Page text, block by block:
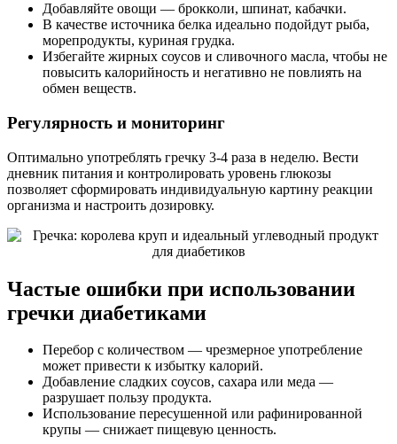
Добавляйте овощи — брокколи, шпинат, кабачки.
В качестве источника белка идеально подойдут рыба,
морепродукты, куриная грудка.
Избегайте жирных соусов и сливочного масла, чтобы не
повысить калорийность и негативно не повлиять на
обмен веществ.
Регулярность и мониторинг
Оптимально употреблять гречку 3-4 раза в неделю. Вести
дневник питания и контролировать уровень глюкозы
позволяет сформировать индивидуальную картину реакции
организма и настроить дозировку.
Частые ошибки при использовании
гречки диабетиками
Перебор с количеством — чрезмерное употребление
может привести к избытку калорий.
Добавление сладких соусов, сахара или меда —
разрушает пользу продукта.
Использование пересушенной или рафинированной
крупы — снижает пищевую ценность.